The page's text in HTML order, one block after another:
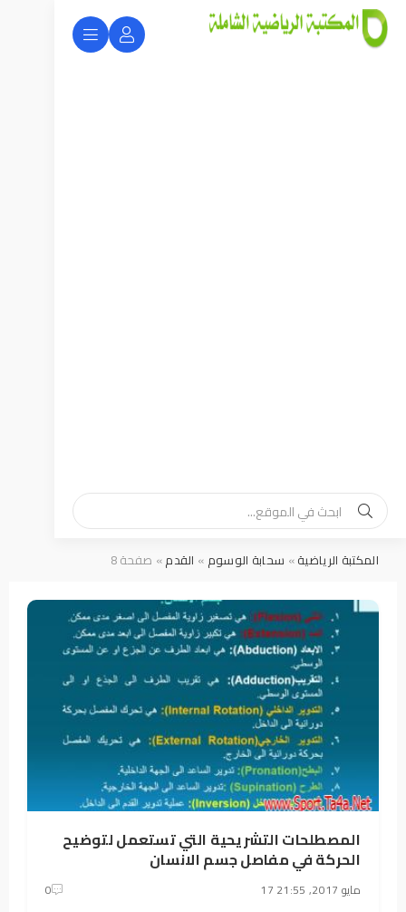
المكتبة الرياضية» سحابة الوسوم » القدم» صفحة 8
المصطلحات التشريحية التي تستعمل لتوضيح
الحركة في مفاصل جسم الانسان
17 مايو 2017, 21:55 0